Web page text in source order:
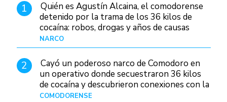
1
Quién es Agustín Alcaina, el comodorense
detenido por la trama de los 36 kilos de
cocaína: robos, drogas y años de causas
judiciales
NARCO
2
Cayó un poderoso narco de Comodoro en
un operativo donde secuestraron 36 kilos
de cocaína y descubrieron conexiones con la
Patagonia
COMODORENSE